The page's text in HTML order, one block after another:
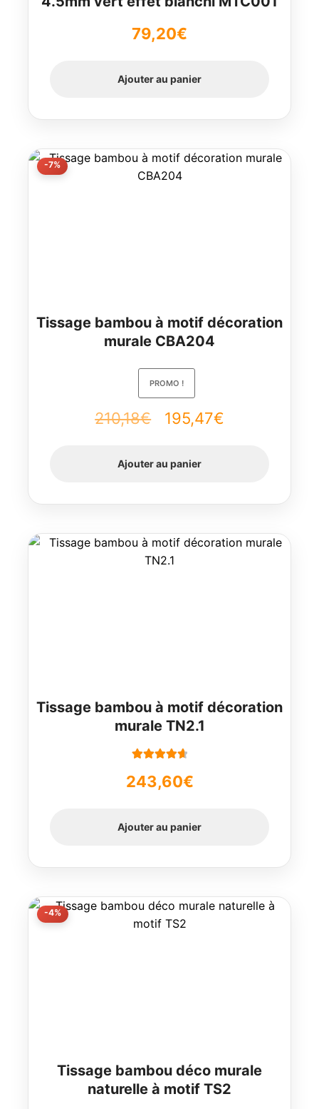
79,20€
Ajouter au panier
-7%
Tissage bambou à motif décoration
murale CBA204
PROMO !
210,18€
Le
initial
195,47€Le
Ajouter au panier
Tissage bambou à motif décoration
murale TN2.1
sur 5
243,60€
Ajouter au panier
-4%
Tissage bambou déco murale
naturelle à motif TS2